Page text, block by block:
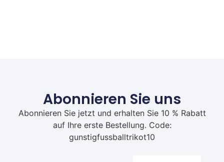
Abonnieren Sie uns
Abonnieren Sie jetzt und erhalten Sie 10 % Rabatt
auf Ihre erste Bestellung. Code:
gunstigfussballtrikot10